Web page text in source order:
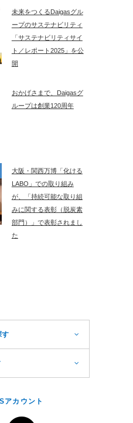
未来をつくるDaigasグル
ープのサステナビリティ
「サステナビリティサイ
ト／レポート2025」を公
開
おかげさまで、Daigasグ
ループは創業120周年
大阪・関西万博「化ける
LABO」での取り組み
が、「持続可能な取り組
みに関する表彰（脱炭素
部門）」で表彰されまし
た
す
アカウント